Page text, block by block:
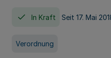
In Kraft Seit 17. Mai
Verordnung